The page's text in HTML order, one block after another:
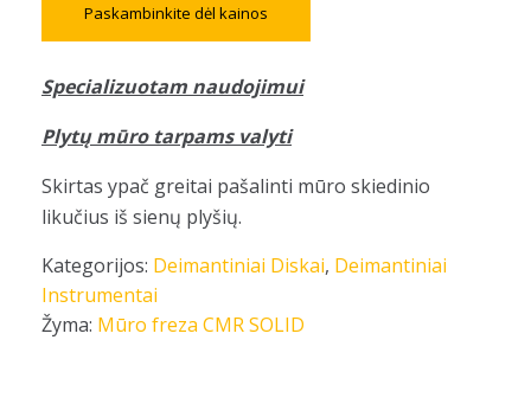
Paskambinkite dėl kainos
Specializuotam naudojimui
Plytų mūro tarpams valyti
Skirtas ypač greitai pašalinti mūro skiedinio
likučius iš sienų plyšių.
Kategorijos: Deimantiniai Diskai, Deimantiniai
Instrumentai
Žyma: Mūro freza CMR SOLID